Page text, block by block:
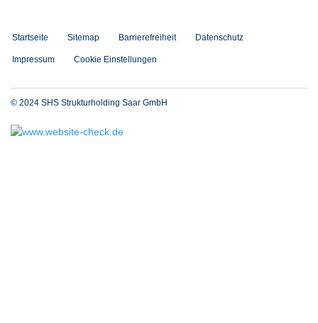
Startseite Sitemap Barrierefreiheit Datenschutz
Impressum Cookie Einstellungen
© 2024 SHS Strukturholding Saar GmbH